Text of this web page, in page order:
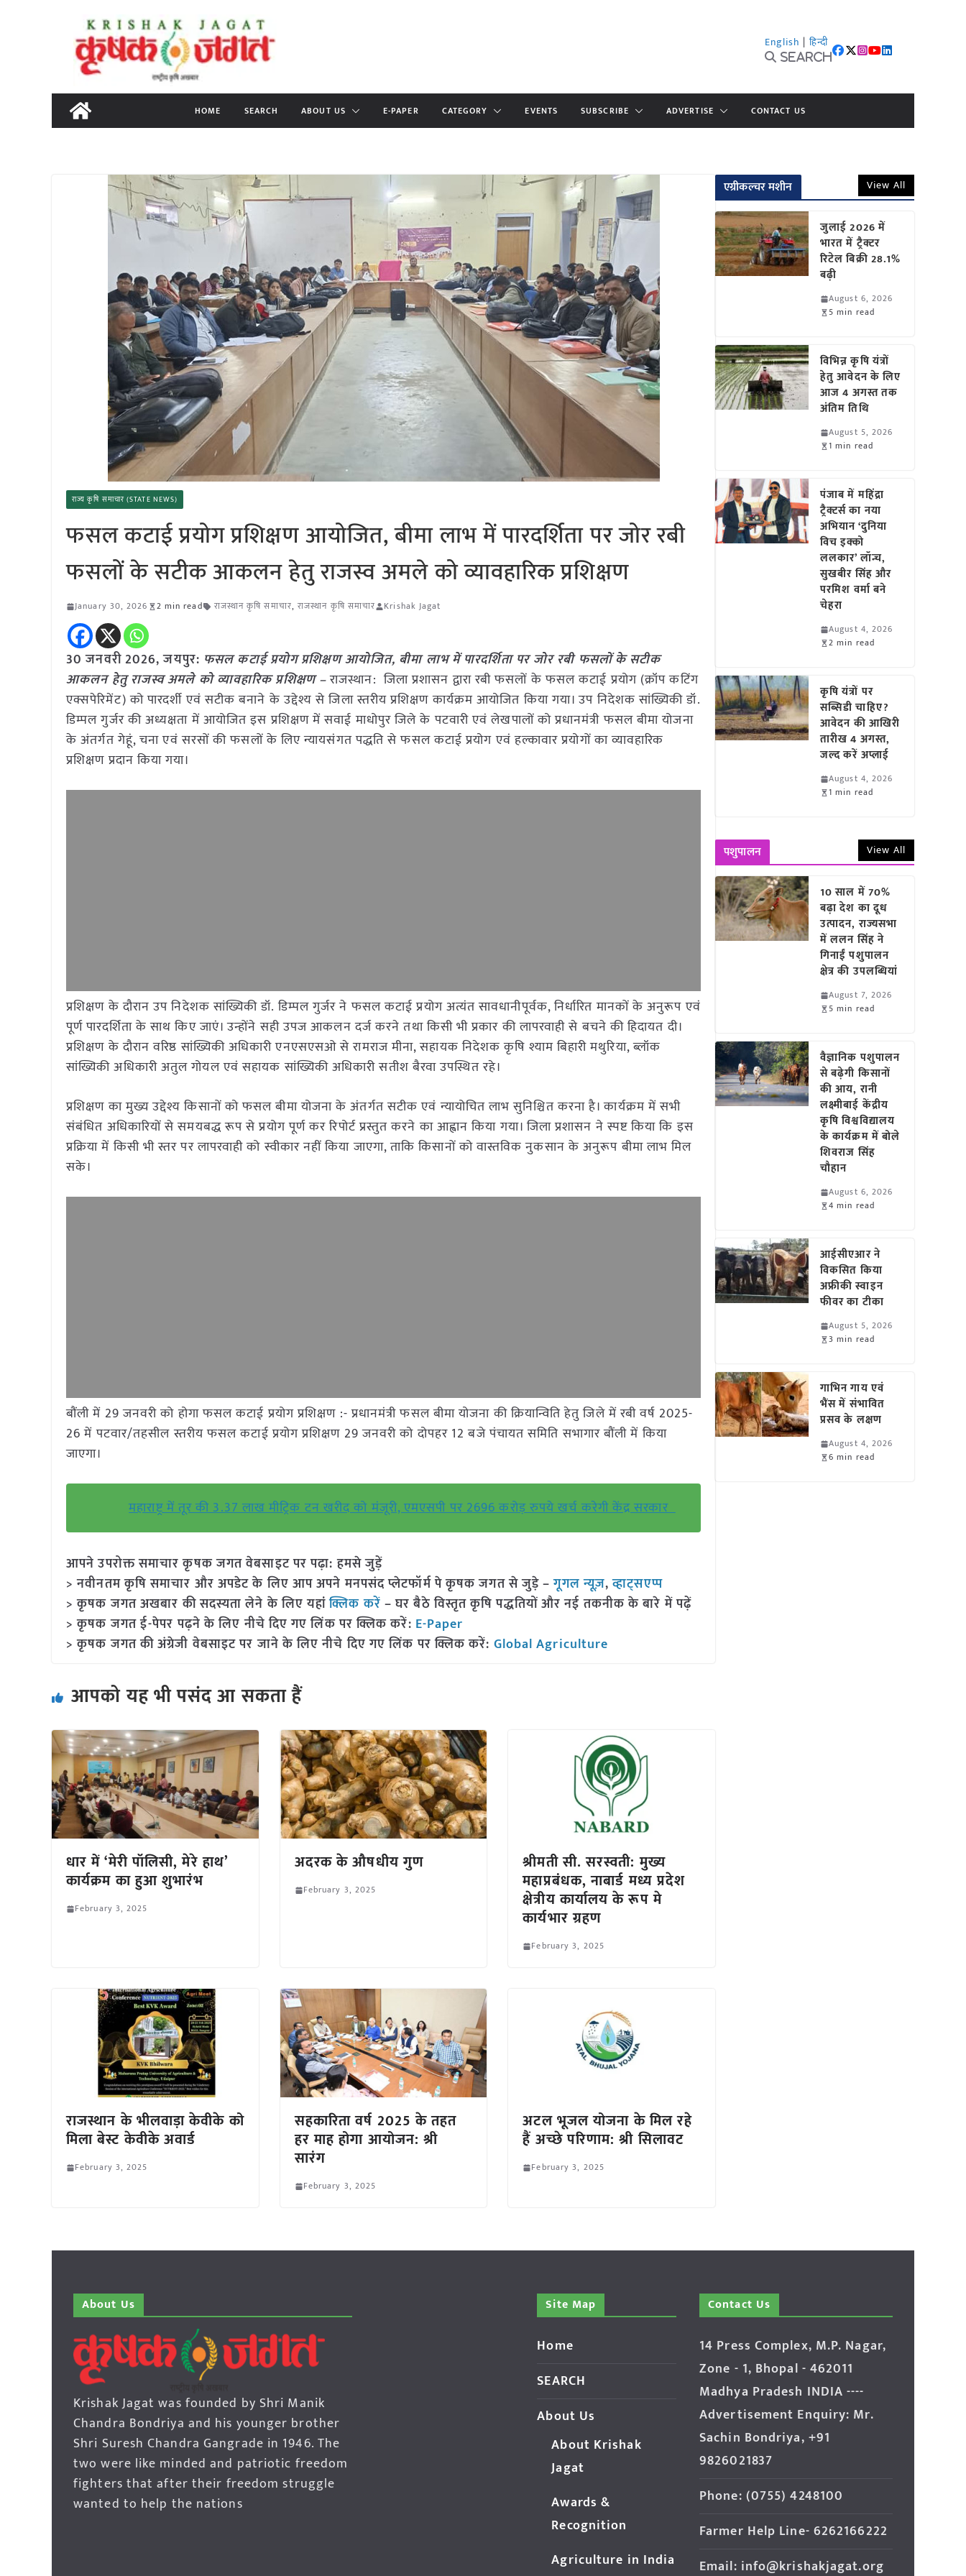
content
English | हिन्दी
Search
HOME SEARCH ABOUT US E-PAPER CATEGORY EVENTS SUBSCRIBE ADVERTISE CONTACT US
राज्य कृषि समाचार (STATE NEWS)
फसल कटाई प्रयोग प्रशिक्षण आयोजित, बीमा लाभ में पारदर्शिता पर जोर रबी
फसलों के सटीक आकलन हेतु राजस्व अमले को व्यावहारिक प्रशिक्षण
January 30, 2026 2 min read राजस्थान कृषि समाचार,राजस्थान कृषि समाचार Krishak Jagat
30 जनवरी2026,जयपुर: फसल कटाई प्रयोग प्रशिक्षण आयोजित, बीमा लाभ में पारदर्शिता पर जोर रबी फसलों के सटीक
आकलन हेतु राजस्व अमले को व्यावहारिक प्रशिक्षण –राजस्थान: जिला प्रशासन द्वारा रबी फसलों के फसल कटाई प्रयोग (क्रॉप कटिंग
एक्सपेरिमेंट) को पारदर्शी एवं सटीक बनाने के उद्देश्य से जिला स्तरीय प्रशिक्षण कार्यक्रम आयोजित किया गया। उप निदेशक सांख्यिकी डॉ.
डिम्पल गुर्जर की अध्यक्षता में आयोजित इस प्रशिक्षण में सवाई माधोपुर जिले के पटवारी एवं लेखपालों को प्रधानमंत्री फसल बीमा योजना
के अंतर्गत गेहूं, चना एवं सरसों की फसलों के लिए न्यायसंगत पद्धति से फसल कटाई प्रयोग एवं हल्कावार प्रयोगों का व्यावहारिक
प्रशिक्षण प्रदान किया गया।
प्रशिक्षण के दौरान उप निदेशक सांख्यिकी डॉ. डिम्पल गुर्जर ने फसल कटाई प्रयोग अत्यंत सावधानीपूर्वक, निर्धारित मानकों के अनुरूप एवं
पूर्ण पारदर्शिता के साथ किए जाएं। उन्होंने सही उपज आकलन दर्ज करने तथा किसी भी प्रकार की लापरवाही से बचने की हिदायत दी।
प्रशिक्षण के दौरान वरिष्ठ सांख्यिकी अधिकारी एनएसएसओ से रामराज मीना, सहायक निदेशक कृषि श्याम बिहारी मथुरिया, ब्लॉक
सांख्यिकी अधिकारी अतुल गोयल एवं सहायक सांख्यिकी अधिकारी सतीश बैरवा उपस्थित रहे।
प्रशिक्षण का मुख्य उद्देश्य किसानों को फसल बीमा योजना के अंतर्गत सटीक एवं न्यायोचित लाभ सुनिश्चित करना है। कार्यक्रम में सभी
संबंधित अधिकारियों से समयबद्ध रूप से प्रयोग पूर्ण कर रिपोर्ट प्रस्तुत करने का आह्वान किया गया। जिला प्रशासन ने स्पष्ट किया कि इस
प्रक्रिया में किसी भी स्तर पर लापरवाही को स्वीकार नहीं किया जाएगा, ताकि किसानों को वास्तविक नुकसान के अनुरूप बीमा लाभ मिल
सके।
बौंली में 29 जनवरी को होगा फसल कटाई प्रयोग प्रशिक्षण :- प्रधानमंत्री फसल बीमा योजना की क्रियान्विति हेतु जिले में रबी वर्ष 2025-
26 में पटवार/तहसील स्तरीय फसल कटाई प्रयोग प्रशिक्षण 29 जनवरी को दोपहर 12 बजे पंचायत समिति सभागार बौंली में किया
जाएगा।
महाराष्ट्र में तूर की 3.37 लाख मीट्रिक टन खरीद को मंजूरी, एमएसपी पर 2696 करोड़ रुपये खर्च करेगी केंद्र सरकार
आपने उपरोक्त समाचार कृषक जगत वेबसाइट पर पढ़ा: हमसे जुड़ें
> नवीनतम कृषि समाचार और अपडेट के लिए आप अपने मनपसंद प्लेटफॉर्म पे कृषक जगत से जुड़े –गूगल न्यूज़,व्हाट्सएप्प
> कृषक जगत अखबार की सदस्यता लेने के लिए यहांक्लिक करें – घर बैठे विस्तृत कृषि पद्धतियों और नई तकनीक के बारे में पढ़ें
> कृषक जगत ई-पेपर पढ़ने के लिए नीचे दिए गए लिंक पर क्लिक करें: E-Paper
> कृषक जगत की अंग्रेजी वेबसाइट पर जाने के लिए नीचे दिए गए लिंक पर क्लिक करें: Global Agriculture
आपको यह भी पसंद आ सकता हैं
धार में ‘मेरी पॉलिसी, मेरे हाथ’
कार्यक्रम का हुआ शुभारंभ
February 3, 2025
अदरक के औषधीय गुण
February 3, 2025
श्रीमती सी. सरस्वती: मुख्य
महाप्रबंधक, नाबार्ड मध्य प्रदेश
क्षेत्रीय कार्यालय के रूप मे
कार्यभार ग्रहण
February 3, 2025
राजस्थान के भीलवाड़ा केवीके को
मिला बेस्ट केवीके अवार्ड
February 3, 2025
सहकारिता वर्ष 2025 के तहत
हर माह होगा आयोजन: श्री
सारंग
February 3, 2025
अटल भूजल योजना के मिल रहे
हैं अच्छे परिणाम: श्री सिलावट
February 3, 2025
एग्रीकल्चर मशीन View All
जुलाई 2026 में
भारत में ट्रैक्टर
रिटेल बिक्री 28.1%
बढ़ी
August 6, 2026
5 min read
विभिन्न कृषि यंत्रों
हेतु आवेदन के लिए
आज 4 अगस्त तक
अंतिम तिथि
August 5, 2026
1 min read
पंजाब में महिंद्रा
ट्रैक्टर्स का नया
अभियान ‘दुनिया
विच इक्को
ललकार’ लॉन्च,
सुखबीर सिंह और
परमिश वर्मा बने
चेहरा
August 4, 2026
2 min read
कृषि यंत्रों पर
सब्सिडी चाहिए?
आवेदन की आखिरी
तारीख 4 अगस्त,
जल्द करें अप्लाई
August 4, 2026
1 min read
पशुपालन View All
10 साल में 70%
बढ़ा देश का दूध
उत्पादन, राज्यसभा
में ललन सिंह ने
गिनाईं पशुपालन
क्षेत्र की उपलब्धियां
August 7, 2026
5 min read
वैज्ञानिक पशुपालन
से बढ़ेगी किसानों
की आय, रानी
लक्ष्मीबाई केंद्रीय
कृषि विश्वविद्यालय
के कार्यक्रम में बोले
शिवराज सिंह
चौहान
August 6, 2026
4 min read
आईसीएआर ने
विकसित किया
अफ्रीकी स्वाइन
फीवर का टीका
August 5, 2026
3 min read
गाभिन गाय एवं
भैंस में संभावित
प्रसव के लक्षण
August 4, 2026
6 min read
About Us
Krishak Jagat was founded by Shri Manik
Chandra Bondriya and his younger brother
Shri Suresh Chandra Gangrade in 1946. The
two were like minded and patriotic freedom
fighters that after their freedom struggle
wanted to help the nations
Site Map
Home
SEARCH
About Us
About Krishak
Jagat
Awards &
Recognition
Agriculture in India
Contact Us
14 Press Complex, M.P. Nagar,
Zone - 1, Bhopal - 462011
Madhya Pradesh INDIA ----
Advertisement Enquiry: Mr.
Sachin Bondriya, +91
9826021837
Phone: (0755) 4248100
Farmer Help Line- 6262166222
Email: info@krishakjagat.org